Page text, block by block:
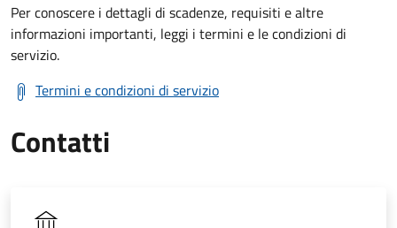
Per conoscere i dettagli di scadenze, requisiti e altre
informazioni importanti, leggi i termini e le condizioni di
servizio.
Termini e condizioni di servizio
Contatti